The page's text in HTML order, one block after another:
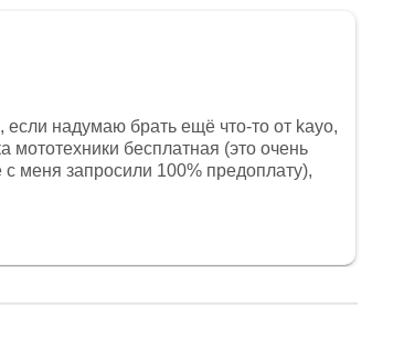
надумаю брать ещё что-то от kayo,
мототехники бесплатная (это очень
с меня запросили 100% предоплату),
на связи, очень детально всё